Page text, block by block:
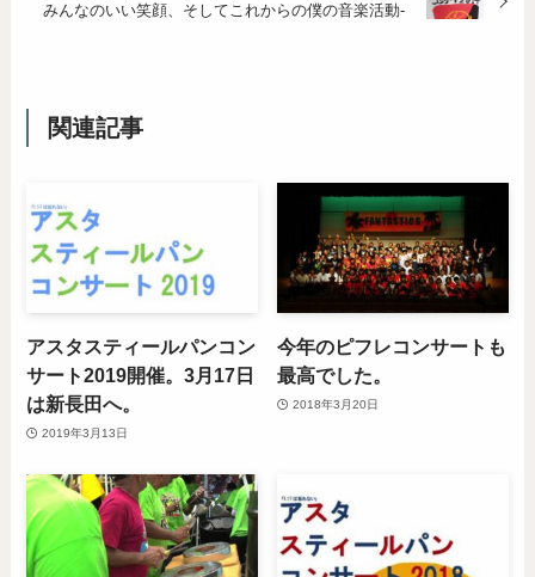
みんなのいい笑顔、そしてこれからの僕の音楽活動-
関連記事
アスタスティールパンコン
サート2019開催。3月17日
は新長田へ。
2019年3月13日
今年のピフレコンサートも
最高でした。
2018年3月20日